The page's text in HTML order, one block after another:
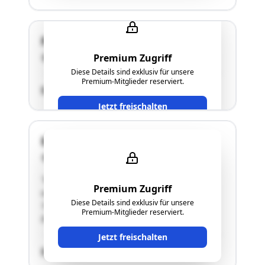
Premium Zugriff
Diese Details sind exklusiv für unsere
Premium-Mitglieder reserviert.
Jetzt freischalten
Flachbergerweg 1, Stadl-Paura
4651 Stadl-Paura
SCHÄTZWERT
Premium Zugriff
Diese Details sind exklusiv für unsere
Premium-Mitglieder reserviert.
Jetzt freischalten
Eschenstraße 13
um ein "HANLO-Fertigteilhaus" (Einreichplan
Details siehe Langgutachten!"
SCHÄTZWERT